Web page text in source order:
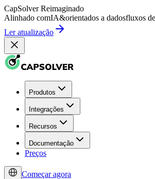
CapSolver Reimaginado
Alinhado comIA&orientados a dadosfluxos
Ler atualização
Produtos
Integrações
Recursos
Documentação
Preços
Começar agora